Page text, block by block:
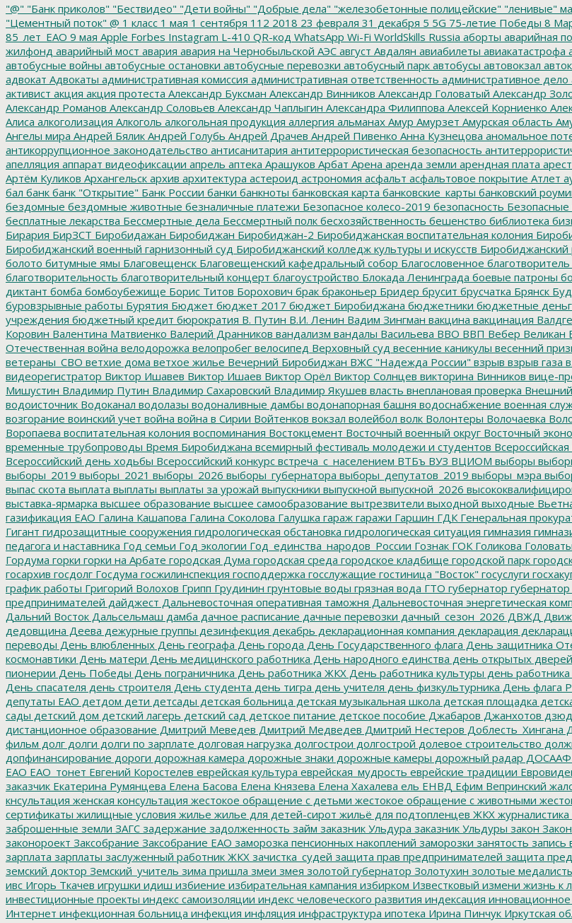
"@" "Банк приколов" "Бествидео" "Дети войны" "Добрые дела" "железобетонные полицейские" "ленивые"
"Цементный поток" @ 1 класс 1 мая 1 сентября 112 2018 23 февраля 31 декабря 5 5G 75-летие Победы 8
85_лет_ЕАО 9 мая Apple Forbes Instagram L-410 QR-код WhatsApp Wi-Fi WorldSkills Russia аборты аварийная
жилфонд аварийный мост авария авария на Чернобыльской АЭС август Авдалян авиабилеты авиакатастрофа
автобусные войны автобусные остановки автобусные перевозки автобусный парк автобусы автовокзал
адвокат Адвокаты административная комиссия административная ответственность административное дело
активист акция акция протеста Александр Буксман Александр Винников Александр Головатый Александр
Александр Романов Александр Соловьев Александр Чаплыгин Александра Филиппова Алексей Корниенко
Алиса алкоголизация Алкоголь алкогольная продукция аллергия альманах Амур Амурзет Амурская область
Ангелы мира Андрей Бялик Андрей Голубь Андрей Драчев Андрей Пивенко Анна Кузнецова аномальное
антикоррупционное законодательство антисанитария антитеррористическая безопасность
апелляция аппарат видеофиксации апрель аптека Арашуков Арбат Арена аренда земли арендная плата арест
Артём Куликов Архангельск архив архитектура астероид астрономия асфальт асфальтовое покрытие Атлет
бал банк банк "Открытие" Банк России банки банкноты банковская карта банковские_карты банковский
бездомные бездомные животные безналичные платежи Безопасное колесо-2019 безопасность Безопасные
бесплатные лекарства Бессмертные дела Бессмертный полк бесхозяйственность бешенство библиотека
Бирария БирЗСТ Биробидажан Биробиджан Биробиджан-2 Биробиджанская воспитательная колония
Биробиджанский военный гарнизонный суд Биробиджанский колледж культуры и искусств Биробиджанский
болото битумные ямы Благовещенск Благовещенский кафедральный собор Благословенное благотворитель
благотворительность благотворительный концерт благоустройство Блокада Ленинграда боевые патроны
диктант бомба бомбоубежище Борис Титов Борохович брак браконьер Бридер брусит брусчатка Брянск
буровзрывные работы Бурятия Бюджет бюджет 2017 бюджет Биробиджана бюджетники бюджетные
учреждения бюджетный кредит бюрократия В. Путин В.И. Ленин Вадим Зингман вакцина вакцинация
Коровин Валентина Матвиенко Валерий Дранников вандализм вандалы Васильева ВВО ВВП Вебер Великан
Отечественная война велодорожка велопробег велосипед Верховный суд весенние каникулы весенний
ветераны_СВО ветхие дома ветхое жилье Вечерний Биробиджан ВЖС "Надежда России" взрыв взрыв газа
видеорегистратор Виктор Ишавев Виктор Ишаев Виктор Орёл Виктор Солнцев викторина Винников вице-
Мишустин Владимир Путин Владимир Сахаровский Владимир Якушев власть внеплановая проверка
водоисточник Водоканал водолазы водоналивные дамбы водонапорная башня водоснабжение военная
возгорание воинский учет война война в Сирии Войтенков вокзал волейбол волк Волонтеры Волочаевка
Воропаева воспитательная колония воспоминания Востокцемент Восточный военный округ Восточный
временные трубопроводы Время Биробиджана всемирный фестиваль молодежи и студентов
Всероссийский день ходьбы Всероссийский конкурс встреча_с_населением ВТБъ ВУЗ ВЦИОМ выборы
выборы_2019 выборы_2021 выборы_2026 выборы_губернатора выборы_депутатов_2019 выборы_мэра
выпас скота выплата выплаты выплаты за урожай выпускники выпускной выпускной_2026
выставка-ярмарка высшее образование высшее самообразование вытрезвители выходной выходные
газификация ЕАО Галина Кашапова Галина Соколова Галушка гараж гаражи Гаршин ГДК Генеральная
Гигант гидрозащитные сооружения гидрологическая обстановка гидрологическая ситуация гимназия
педагога и наставника Год семьи Год экологии Год_единства_народов_России Гознак ГОК Голикова
Гордума горки горки на Арбате городская Дума городская среда городское кладбище городской парк
госархив госдолг Госдума госжилинспекция господдержка госслужащие гостиница "Восток" госуслуги
график работы Григорий Волохов Грипп Грудинин грунтовые воды грязная вода ГТО губернатор
предпринимателей дайджест Дальневосточная оперативная таможня Дальневосточная энергетическая
Дальний Восток Дальсельмаш дамба дачное расписание дачные перевозки дачный_сезон_2026 ДВЖД
дедовщина Деева дежурные группы дезинфекция декабрь декларационная компания декларация
переводы День влюбленных День географа День города День Государственного флага День защитника
космонавтики День матери День медицинского работника День народного единства день открытых дверей
пионерии День Победы День пограничника День работника ЖКХ День работника культуры день работника
День спасателя день строителя День студента день тигра день учителя день физкультурника День флага
депутаты ЕАО детдом дети детсады детская больница детская музыкальная школа детская площадка
сады детский дом детский лагерь детский сад детское питание детское пособие Джабаров Джанхотов
дистанционное образование Дмитрий Меведев Дмитрий Медведев Дмитрий Нестеров Доблесть_Хингана
фильм долг долги долги по зарплате долговая нагрузка долгострои долгострой долевое строительство
допфинансирование дороги дорожная камера дорожные знаки дорожные камеры дорожный радар ДОСААФ
ЕАО ЕАО_тонет Евгений Коростелев еврейская культура еврейская_мудрость еврейские традиции
заказчик Екатерина Румянцева Елена Басова Елена Князева Елена Хахалева ель ЕНВД Ефим Вепринский
кнсультация женская консультация жестокое обращение с детьми жестокое обращение с животными
сертификаты жилищные условия жилье жилье для детей-сирот жильё для подтопленцев ЖКХ журналистика
заброшенные земли ЗАГС задержание задолженность займ заказник Ульдура заказник Ульдуры закон
законороект Заксобрание Заксобрание ЕАО заморозка пенсионных накоплений заморозки занятость запись
зарплата зарплаты заслуженный работник ЖКХ зачистка_судей защита прав предпринимателей защита
земский доктор Земский_учитель зима пришла змеи змея золотой губернатор Золотухин золотые
ивс Игорь Ткачев игрушки идиш избиение избирательная кампания избирком Известковый измени жизнь к
инвестиционные проекты индекс самоизоляции индекс человеческого развития индексация инновационное
Интернет инфекционная больница инфекция инфляция инфраструктура ипотека Ирина Пинчук Иркутская